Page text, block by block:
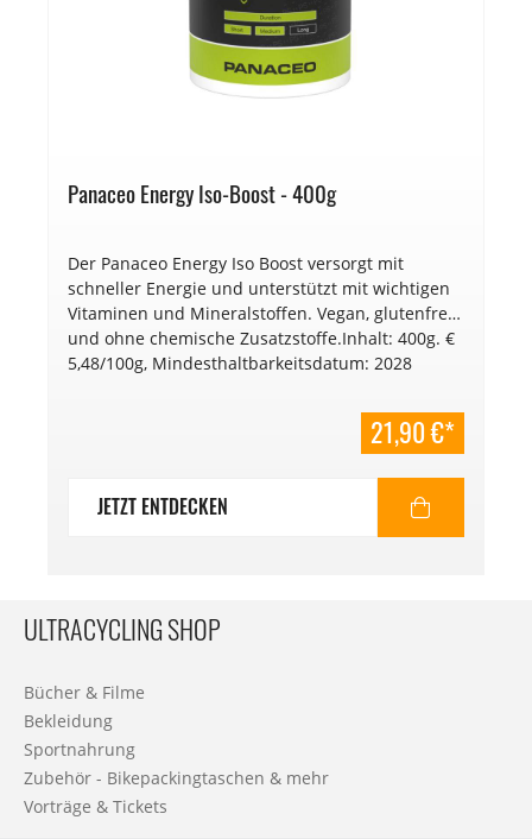
Panaceo Energy Iso-Boost - 400g
Der Panaceo Energy Iso Boost versorgt mit
schneller Energie und unterstützt mit wichtigen
Vitaminen und Mineralstoffen. Vegan, glutenfrei
und ohne chemische Zusatzstoffe.Inhalt: 400g. €
5,48/100g, Mindesthaltbarkeitsdatum: 2028
21,90 €*
JETZT ENTDECKEN
ULTRACYCLING SHOP
Bücher & Filme
Bekleidung
Sportnahrung
Zubehör - Bikepackingtaschen & mehr
Vorträge & Tickets